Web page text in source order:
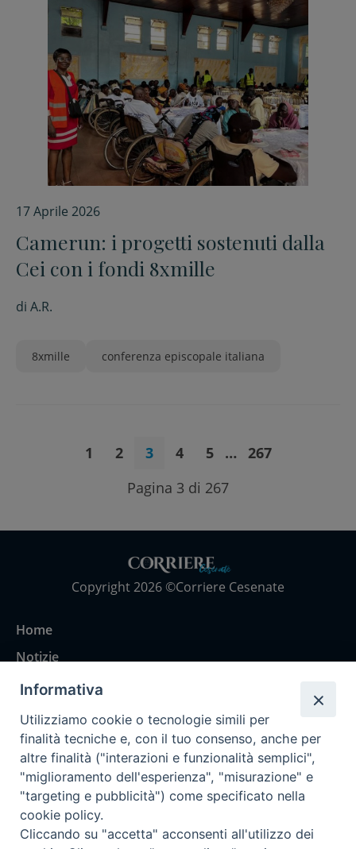
17 Aprile 2026
Camerun: i progetti sostenuti dalla
Cei con i fondi 8xmille
di A.R.
8xmille conferenza episcopale italiana
1 2 3 4 5 …
267
Pagina 3 di 267
Copyright 2026 ©Corriere Cesenate
Home
Notizie
Rubriche
Chi siamo
Come abbonarsi
Contatti
Informativa
Utilizziamo cookie o tecnologie simili per
finalità tecniche e, con il tuo consenso, anche per
altre finalità ("interazioni e funzionalità semplici",
"miglioramento dell'esperienza", "misurazione" e
"targeting e pubblicità") come specificato nella
cookie policy.
Cliccando su "accetta" acconsenti all'utilizzo dei